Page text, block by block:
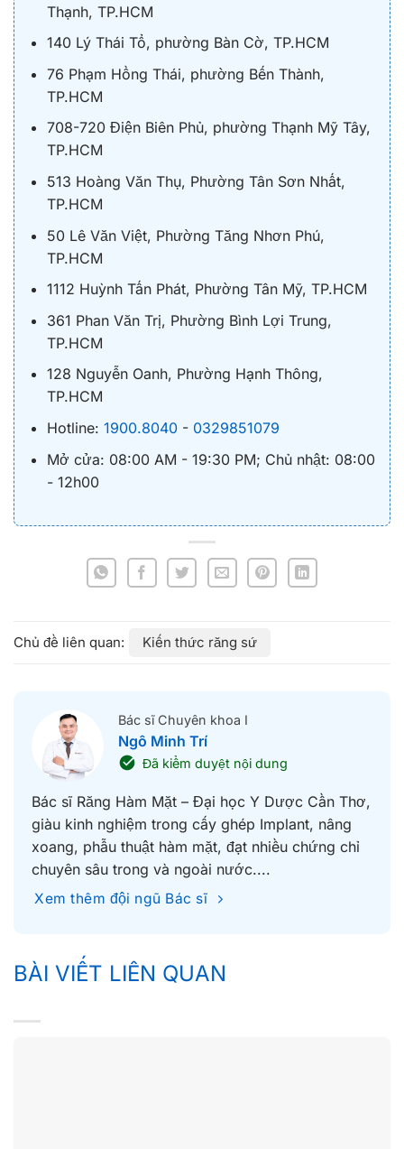
Thạnh, TP.HCM
140 Lý Thái Tổ, phường Bàn Cờ, TP.HCM
76 Phạm Hồng Thái, phường Bến Thành,
TP.HCM
708-720 Điện Biên Phủ, phường Thạnh Mỹ Tây,
TP.HCM
513 Hoàng Văn Thụ, Phường Tân Sơn Nhất,
TP.HCM
50 Lê Văn Việt, Phường Tăng Nhơn Phú,
TP.HCM
1112 Huỳnh Tấn Phát, Phường Tân Mỹ, TP.HCM
361 Phan Văn Trị, Phường Bình Lợi Trung,
TP.HCM
128 Nguyễn Oanh, Phường Hạnh Thông,
TP.HCM
Hotline: 1900.8040- 0329851079
Mở cửa: 08:00 AM - 19:30 PM; Chủ nhật: 08:00
- 12h00
Kiến thức răng sứ
Bác sĩ Chuyên khoa I
Ngô Minh Trí
Đã kiểm duyệt nội dung
Bác sĩ Răng Hàm Mặt – Đại học Y Dược Cần Thơ,
giàu kinh nghiệm trong cấy ghép Implant, nâng
xoang, phẫu thuật hàm mặt, đạt nhiều chứng chỉ
chuyên sâu trong và ngoài nước....
Xem thêm đội ngũ Bác sĩ
BÀI VIẾT LIÊN QUAN